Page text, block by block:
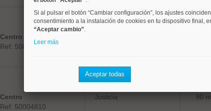
Centro
Ref: 50004701
Centro
Ref: 50004810
Justicia 80
Si al pulsar el botón “Cambiar configuración”, los ajustes
consentimiento a la instalación de cookies en tu dispositivo final,
“Aceptar cambio”.
Leer más
Aceptar todas